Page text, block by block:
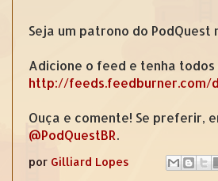
Seja um patrono do PodQuest
Adicione o feed e tenha
http://feeds.feedburner.com/
Ouça e comente! Se preferir,
@PodQuestBR.
por Gilliard Lopes